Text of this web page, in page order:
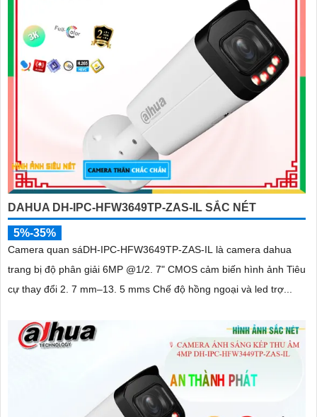
DAHUA DH-IPC-HFW3649TP-ZAS-IL SẮC NÉT
5%-35%
Camera quan sáDH-IPC-HFW3649TP-ZAS-IL là camera dahua
trang bị độ phân giải 6MP @1/2. 7" CMOS cảm biến hình ảnh Tiêu
cự thay đổi 2. 7 mm–13. 5 mms Chế độ hồng ngoại và led trợ...